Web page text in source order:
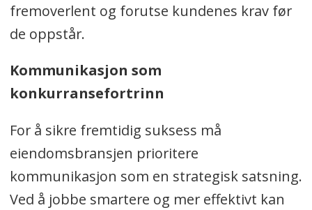
fremoverlent og forutse kundenes krav før
de oppstår.
Kommunikasjon som
konkurransefortrinn
For å sikre fremtidig suksess må
eiendomsbransjen prioritere
kommunikasjon som en strategisk satsning.
Ved å jobbe smartere og mer effektivt kan